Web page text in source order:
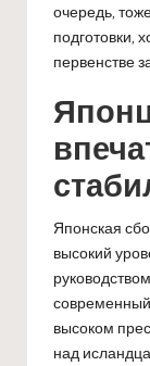
очередь,
подготовки,
первенстве
Японская
высокий
высоком
над